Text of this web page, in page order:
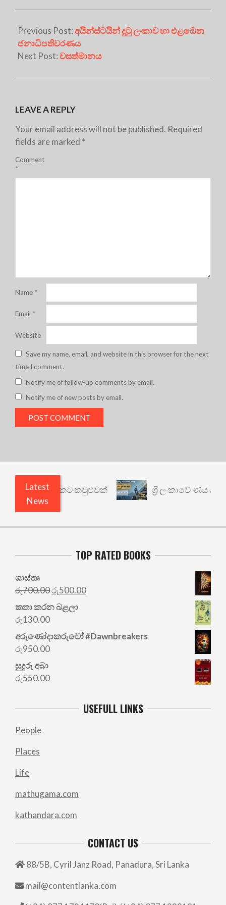
Previous Post:අයින්ස්ටයින් දුටු ලංකාව හා එළඹෙන
ජනාධිපතිවරණය
Next Post:වසත්මානය
LEAVE A REPLY
Your email address will not be published. Required
fields are marked *
Comment
*
Name *
Email *
Website
Save my name, email, and website in this browser for the next
time I comment.
Notify me of follow-up comments by email.
Notify me of new posts by email.
Latest
News
යථාර්ථයකට කවුළුවක් ශ්‍රී ලංකාවේ ණය
TOP RATED BOOKS
ශාස්තෘ
රු700.00Original
price
was:
රු500.00Current
කතා කරන බළලා
රු130.00
අරු‍ණෝදාකරුවෝ #Dawnbreakers
රු950.00
සුදුරු අබා
රු550.00
USEFULL LINKS
People
Places
Life
mathugama.com
kathandara.com
CONTACT US
88/5B, Cyril Janz Road, Panadura, Sri Lanka
mail@contentlanka.com